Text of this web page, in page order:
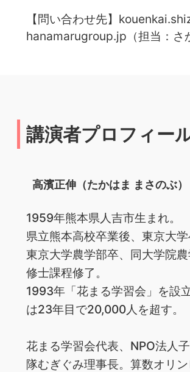
【問い合わせ先】
hanamarugroup.jp（担当：さ
講演者プロフィー
高濱正伸（たかはま まさのぶ）
1959年熊本県人吉市生まれ。
県立熊本高校卒業後、東京大学
東京大学農学部卒、同大学院
修士課程修了。
1993年「花まる学習会」を設
は23年目で20,000人を超す。
花まる学習会代表、NPO法人
隊むぎぐみ理事長。算数オリ